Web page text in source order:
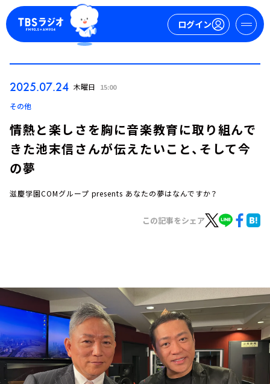
ログイン
イベント・グッズ
YouTube
会社情報
2025.07.24 木曜日 15:00
その他
情熱と楽しさを胸に音楽教育に取り組んで
きた池末信さんが伝えたいこと、そして今
の夢
滋慶学園COMグループ presents あなたの夢はなんですか？
この記事をシェア